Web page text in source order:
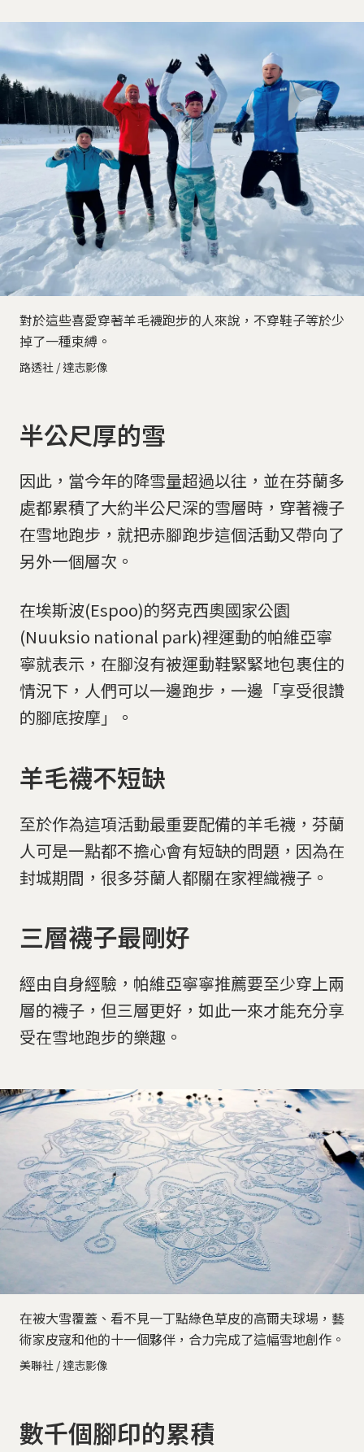
對於這些喜愛穿著羊毛襪跑步的人來說，不穿鞋子等於少
掉了一種束縛。
路透社 / 達志影像
半公尺厚的雪
因此，當今年的降雪量超過以往，並在芬蘭多
處都累積了大約半公尺深的雪層時，穿著襪子
在雪地跑步，就把赤腳跑步這個活動又帶向了
另外一個層次。
在埃斯波(Espoo)的努克西奧國家公園
(Nuuksio national park)裡運動的帕維亞寧
寧就表示，在腳沒有被運動鞋緊緊地包裹住的
情況下，人們可以一邊跑步，一邊「享受很讚
的腳底按摩」。
羊毛襪不短缺
至於作為這項活動最重要配備的羊毛襪，芬蘭
人可是一點都不擔心會有短缺的問題，因為在
封城期間，很多芬蘭人都關在家裡織襪子。
三層襪子最剛好
經由自身經驗，帕維亞寧寧推薦要至少穿上兩
層的襪子，但三層更好，如此一來才能充分享
受在雪地跑步的樂趣。
在被大雪覆蓋、看不見一丁點綠色草皮的高爾夫球場，藝
術家皮寇和他的十一個夥伴，合力完成了這幅雪地創作。
美聯社 / 達志影像
數千個腳印的累積